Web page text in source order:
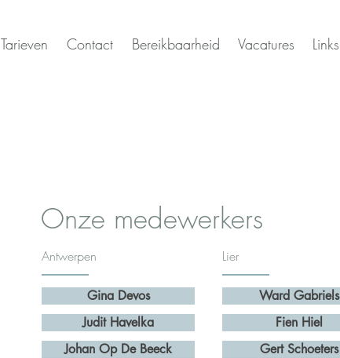
Tarieven Contact Bereikbaarheid Vacatures Links
Onze medewerkers
Antwerpen
Gina Devos
Judit Havelka
Johan Op De Beeck
Lier
Ward Gabriels
Fien Hiel
Gert Schoeters